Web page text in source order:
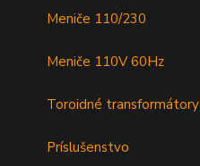
Meniče 110/230
Meniče 110V 60Hz
Toroidné transformátory
Príslušenstvo